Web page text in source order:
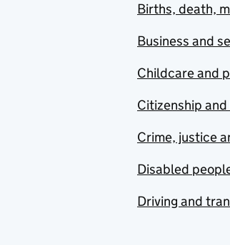
Births, death,
Business and
Childcare and
Citizenship
Crime, justice
Disabled
Driving and